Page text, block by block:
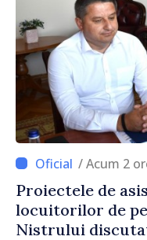
/ Acum 2
Proiectele de
locuitorilor de
Nistrului